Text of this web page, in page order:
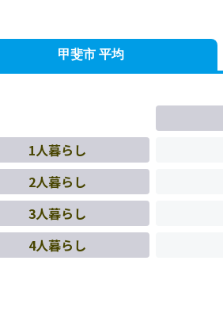
甲斐市 平均
1人暮らし
2人暮らし
3人暮らし
4人暮らし